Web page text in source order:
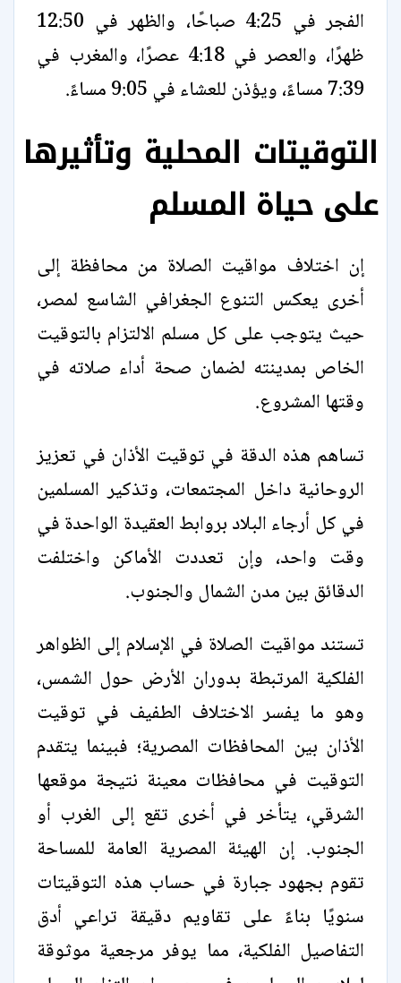
الفجر في 4:25 صباحًا، والظهر في 12:50
ظهرًا، والعصر في 4:18 عصرًا، والمغرب في
7:39 مساءً، ويؤذن للعشاء في 9:05 مساءً.
التوقيتات المحلية وتأثيرها
على حياة المسلم
إن اختلاف مواقيت الصلاة من محافظة إلى
أخرى يعكس التنوع الجغرافي الشاسع لمصر،
حيث يتوجب على كل مسلم الالتزام بالتوقيت
الخاص بمدينته لضمان صحة أداء صلاته في
وقتها المشروع.
تساهم هذه الدقة في توقيت الأذان في تعزيز
الروحانية داخل المجتمعات، وتذكير المسلمين
في كل أرجاء البلاد بروابط العقيدة الواحدة في
وقت واحد، وإن تعددت الأماكن واختلفت
الدقائق بين مدن الشمال والجنوب.
تستند مواقيت الصلاة في الإسلام إلى الظواهر
الفلكية المرتبطة بدوران الأرض حول الشمس،
وهو ما يفسر الاختلاف الطفيف في توقيت
الأذان بين المحافظات المصرية؛ فبينما يتقدم
التوقيت في محافظات معينة نتيجة موقعها
الشرقي، يتأخر في أخرى تقع إلى الغرب أو
الجنوب. إن الهيئة المصرية العامة للمساحة
تقوم بجهود جبارة في حساب هذه التوقيتات
سنويًا بناءً على تقاويم دقيقة تراعي أدق
التفاصيل الفلكية، مما يوفر مرجعية موثوقة